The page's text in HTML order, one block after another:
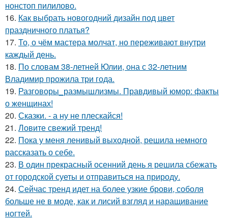
нонстоп пилилово.
16. Как выбрать новогодний дизайн под цвет
праздничного платья?
17. То, о чём мастера молчат, но переживают внутри
каждый день.
18. По словам 38-летней Юлии, она с 32-летним
Владимир прожила три года.
19. Разговоры_размышлизмы. Правдивый юмор: факты
о женщинах!
20. Сказки. - а ну не плескайся!
21. Ловите свежий тренд!
22. Пока у меня ленивый выходной, решила немного
рассказать о себе.
23. В один прекрасный осенний день я решила сбежать
от городской суеты и отправиться на природу.
24. Сейчас тренд идет на более узкие брови, соболя
больше не в моде, как и лисий взгляд и наращивание
ногтей.